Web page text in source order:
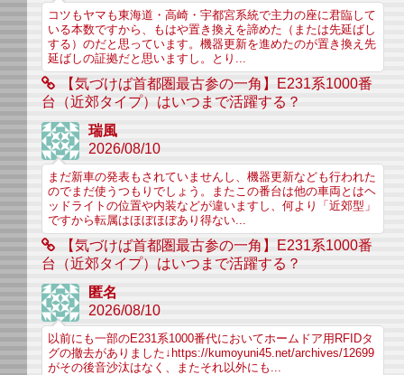
コツもヤマも東海道・高崎・宇都宮系統で主力の座に君臨して
いる本数ですから、もはや置き換えを諦めた（または先延ばし
する）のだと思っています。機器更新を進めたのが置き換え先
延ばしの証拠だと思いますし。とり...
【気づけば首都圏最古参の一角】E231系1000番
台（近郊タイプ）はいつまで活躍する？
瑞風
2026/08/10
まだ新車の発表もされていませんし、機器更新なども行われた
のでまだ使うつもりでしょう。またこの番台は他の車両とはヘ
ッドライトの位置や内装などが違いますし、何より「近郊型」
ですから転属はほぼほぼあり得ない...
【気づけば首都圏最古参の一角】E231系1000番
台（近郊タイプ）はいつまで活躍する？
匿名
2026/08/10
以前にも一部のE231系1000番代においてホームドア用RFIDタ
グの撤去がありました↓https://kumoyuni45.net/archives/12699
がその後音沙汰はなく、またそれ以外にも...